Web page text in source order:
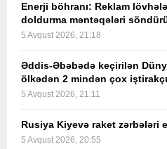
Enerji böhranı: Reklam
doldurma məntəqələri
5 Avqust 2026, 21:18
Əddis-Əbəbədə keçirilən
ölkədən 2 mindən çox
5 Avqust 2026, 21:11
Rusiya Kiyevə raket zərbələri
5 Avqust 2026, 20:55